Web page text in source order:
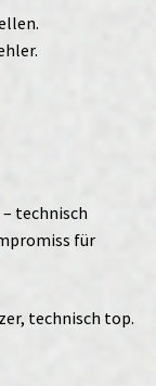
technisch
für
technisch top.